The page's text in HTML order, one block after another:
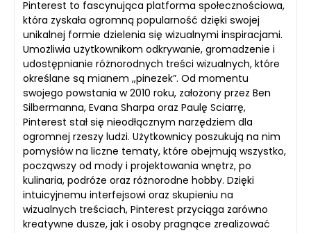
Pinterest to fascynująca platforma społecznościowa,
która zyskała ogromną popularność dzięki swojej
unikalnej formie dzielenia się wizualnymi inspiracjami.
Umożliwia użytkownikom odkrywanie, gromadzenie i
udostępnianie różnorodnych treści wizualnych, które
określane są mianem „pinezek”. Od momentu
swojego powstania w 2010 roku, założony przez Ben
Silbermanna, Evana Sharpa oraz Paulę Sciarrę,
Pinterest stał się nieodłącznym narzędziem dla
ogromnej rzeszy ludzi. Użytkownicy poszukują na nim
pomysłów na liczne tematy, które obejmują wszystko,
począwszy od mody i projektowania wnętrz, po
kulinaria, podróże oraz różnorodne hobby. Dzięki
intuicyjnemu interfejsowi oraz skupieniu na
wizualnych treściach, Pinterest przyciąga zarówno
kreatywne dusze, jak i osoby pragnące zrealizować